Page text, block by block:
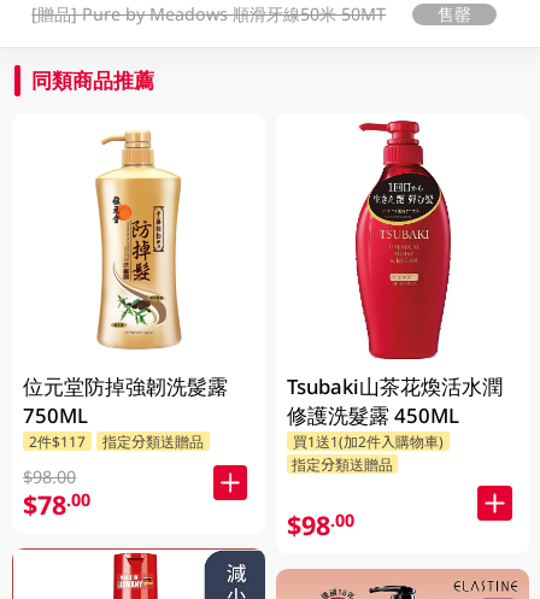
[贈品]Pure by Meadows 順滑牙線50米 50MT 售罄
同類商品推薦
位元堂防掉強韌洗髲露
750ML
2件$117 指定分類送贈品
$98.00
$78.00
Tsubaki山茶花煥活水潤
修護洗髮露 450ML
買1送1(加2件入購物車)
指定分類送贈品
$98.00